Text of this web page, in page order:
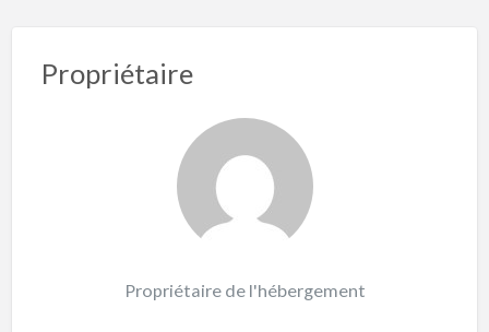
Propriétaire
Propriétaire de l'hébergement